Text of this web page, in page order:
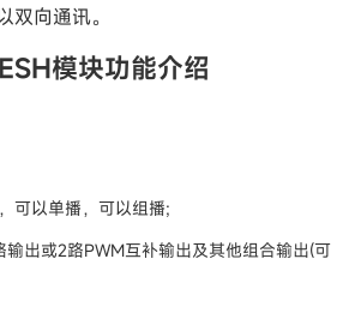
双向通讯。
模块功能介绍
可以单播，可以组播;
输出或2路PWM互补输出及其他组合输出(可